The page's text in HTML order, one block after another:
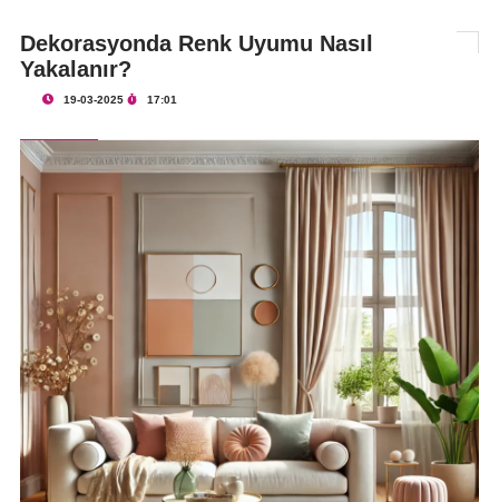
Dekorasyonda Renk Uyumu Nasıl
Yakalanır?
19-03-2025 17:01